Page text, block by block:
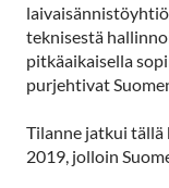
teknisestä
pitkäaikaisella
purjehtivat
Tilanne jatkui tällä
2019, jolloin